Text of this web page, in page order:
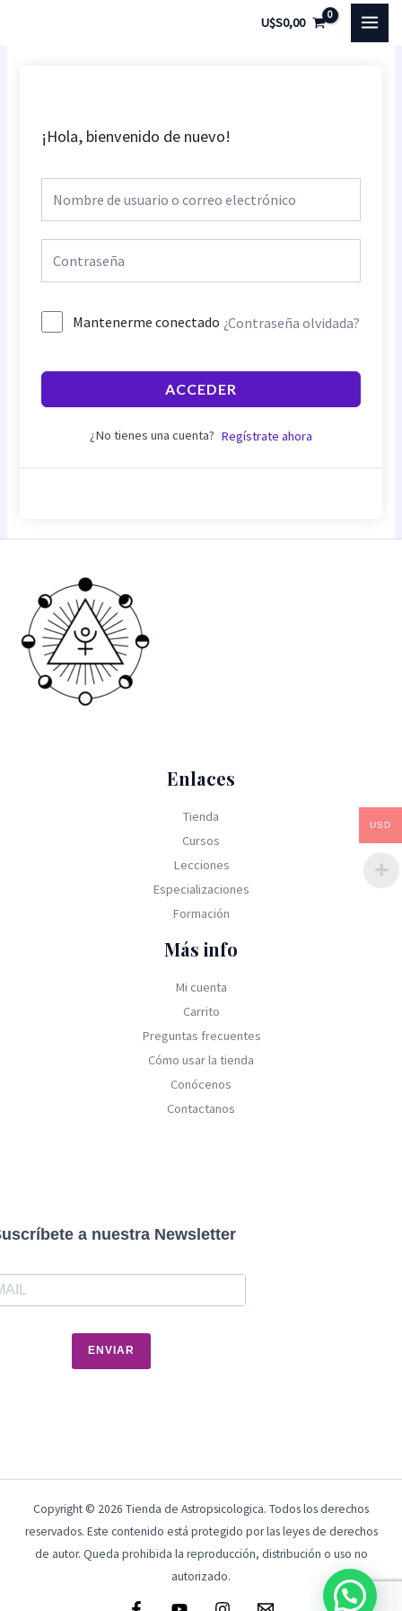
U$S0,00
¡Hola, bienvenido de nuevo!
Mantenerme conectado ¿Contraseña olvidada?
ACCEDER
¿No tienes una cuenta? Regístrate ahora
Enlaces
Tienda
Cursos
Lecciones
Especializaciones
Formación
Más info
Mi cuenta
Carrito
Preguntas frecuentes
Cómo usar la tienda
Conócenos
Contactanos
a nuestra Newsletter
ENVIAR
Copyright © 2026 Tienda de Astropsicologica. Todos los derechos
reservados. Este contenido está protegido por las leyes de derechos
de autor. Queda prohibida la reproducción, distribución o uso no
autorizado.
USD